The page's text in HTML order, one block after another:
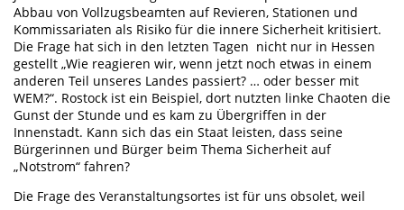
Abbau von Vollzugsbeamten auf Revieren, Stationen und
Kommissariaten als Risiko für die innere Sicherheit kritisiert.
Die Frage hat sich in den letzten Tagen nicht nur in Hessen
gestellt „Wie reagieren wir, wenn jetzt noch etwas in einem
anderen Teil unseres Landes passiert? … oder besser mit
WEM?“. Rostock ist ein Beispiel, dort nutzten linke Chaoten die
Gunst der Stunde und es kam zu Übergriffen in der
Innenstadt. Kann sich das ein Staat leisten, dass seine
Bürgerinnen und Bürger beim Thema Sicherheit auf
„Notstrom“ fahren?
Die Frage des Veranstaltungsortes ist für uns obsolet, weil